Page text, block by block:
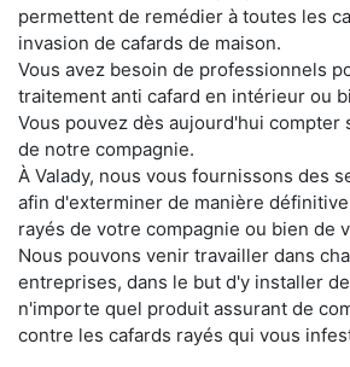
permettent de remédier à toutes les
invasion de cafards de maison.
Vous avez besoin de professionnels
traitement anti cafard en intérieur ou
Vous pouvez dès aujourd'hui compter
de notre compagnie.
À Valady, nous vous fournissons des
afin d'exterminer de manière
rayés de votre compagnie ou bien de
Nous pouvons venir travailler dans
entreprises, dans le but d'y installer
n'importe quel produit assurant de
contre les cafards rayés qui vous